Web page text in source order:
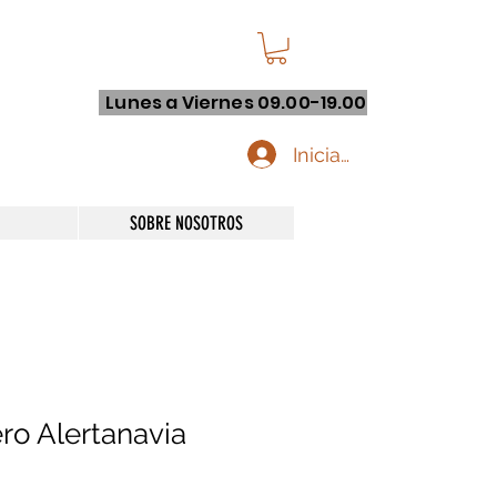
Lunes a Viernes 09.00-19.00
Iniciar sesión
SOBRE NOSOTROS
Alertanavia